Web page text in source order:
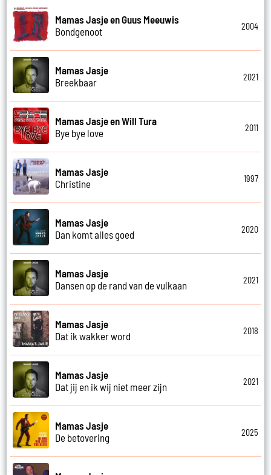
Mamas Jasje en Guus Meeuwis
Bondgenoot
2004
Mamas Jasje
Breekbaar
2021
Mamas Jasje en Will Tura
Bye bye love
2011
Mamas Jasje
Christine
1997
Mamas Jasje
Dan komt alles goed
2020
Mamas Jasje
Dansen op de rand van de vulkaan
2021
Mamas Jasje
Dat ik wakker word
2018
Mamas Jasje
Dat jij en ik wij niet meer zijn
2021
Mamas Jasje
De betovering
2025